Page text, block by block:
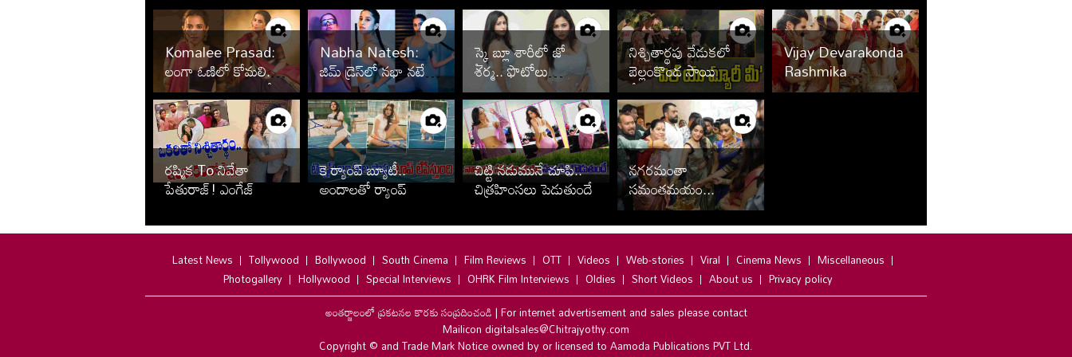
Komalee Prasad:
లంగా ఓణిలో కోమలి..
ఎంత అందంగా ఉందో!
Nabha Natesh:
జిమ్ డ్రెస్‌లో నభా నటేష్
హాట్ హాట్‌గా.. పిక్స్
వైరల్!
స్కై బ్లూ శారీలో జో
శర్మ.. ఫొటోలు
చూశారా?
నిశ్చితార్థపు వేడుకలో
బెల్లంకొండ సాయి
శ్రీనివాస్, కావ్య రెడ్డి..
ఫొటోలు వైరల్
Vijay Devarakonda
Rashmika
Wedding Photos
రష్మిక To నివేతా
పేతురాజ్! ఎంగేజ్
ఆపేసిన స్టార్స్ వీరే
కె ర్యాంప్ బ్యూటీ..
అందాలతో ర్యాంప్
చిట్టి నడుమునే చూపి..
చిత్రహింసలు పెడుతుందే
నగరమంతా
సమంతమయం...
Latest News Tollywood Bollywood South Cinema Film Reviews OTT Videos Web-stories Viral Cinema News
Miscellaneous
Photogallery
Hollywood Special Interviews OHRK Film Interviews Oldies Short Videos About us
Privacy policy
అంతర్జాలంలో ప్రకటనల కొరకు సంప్రదించండి|For internet advertisement and sales please contact
Mailicon digitalsales@Chitrajyothy.com
Copyright © and Trade Mark Notice owned by or licensed to Aamoda Publications PVT Ltd.